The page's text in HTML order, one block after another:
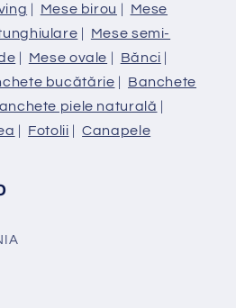
| Mese birou | Mese
| Mese semi-
| Mese ovale | Bănci |
bucătărie | Banchete
piele naturală |
| Fotolii |Canapele